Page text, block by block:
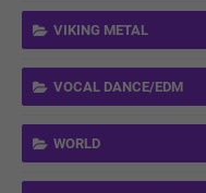
VIKING METAL
VOCAL DANCE/EDM
WORLD